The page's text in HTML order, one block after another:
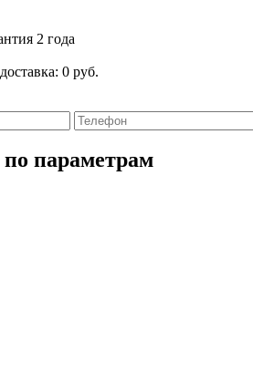
2 года
0 руб.
параметрам